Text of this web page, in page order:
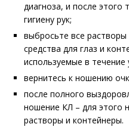
диагноза, и после
гигиену рук;
выбросьте все
средства для глаз и
используемые в
вернитесь к ношению
после полного
ношение КЛ – для этого
растворы и контейнеры.